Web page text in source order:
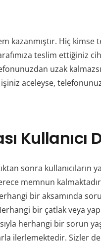
kazanmıştır. Hiç
teslim ettiğiniz
uzak
aceleyse,
Kullanıcı
sonra kullanıcıların
memnun
bir aksamında
bir çatlak veya
herhangi bir sorun
ilerlemektedir. Sizler